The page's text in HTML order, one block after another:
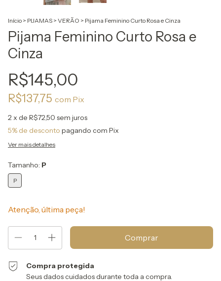
Início > PIJAMAS > VERÃO > Pijama Feminino Curto Rosa e Cinza
Pijama Feminino Curto Rosa e
Cinza
R$145,00
R$137,75 com Pix
2x de R$72,50 sem juros
5% de desconto pagando com Pix
Ver mais detalhes
Tamanho: P
P
Atenção, última peça!
Compra protegida
Seus dados cuidados durante toda a compra.